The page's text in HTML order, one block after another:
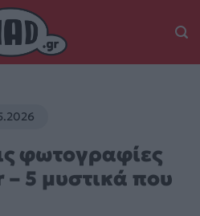
φωτογραφίες
5 μυστικά που